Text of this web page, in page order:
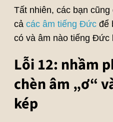
Tất nhiên, các bạn
cả các âm tiếng Đứcđể
có và âm nào tiếng Đức
Lỗi 12: nhầm
chèn âm „ơ“
kép